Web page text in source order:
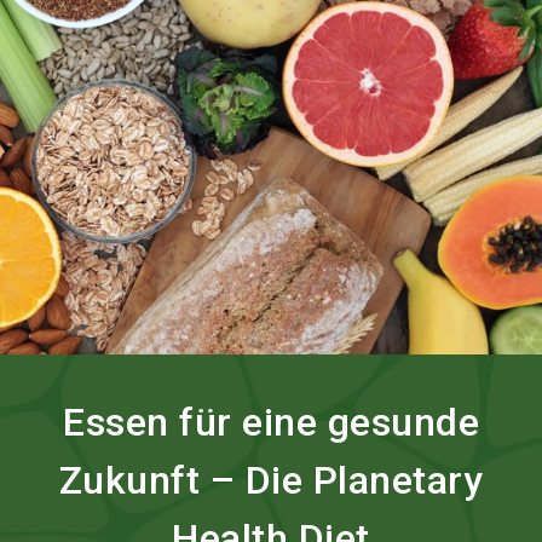
Services bestellen BIOFACH digital language DE
search
Essen für eine gesunde
Zukunft – Die Planetary